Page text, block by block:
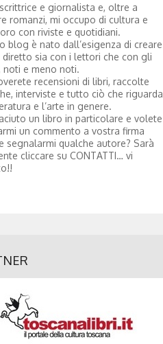
e giornalista e, oltre a
romanzi, mi occupo di cultura e
con riviste e quotidiani.
blog è nato dall’esigenza di creare
diretto sia con i lettori che con gli
noti e meno noti.
recensioni di libri, raccolte
interviste e tutto ciò che riguarda
e l’arte in genere.
un libro in particolare e volete
un commento a vostra firma
segnalarmi qualche autore? Sarà
cliccare su CONTATTI… vi